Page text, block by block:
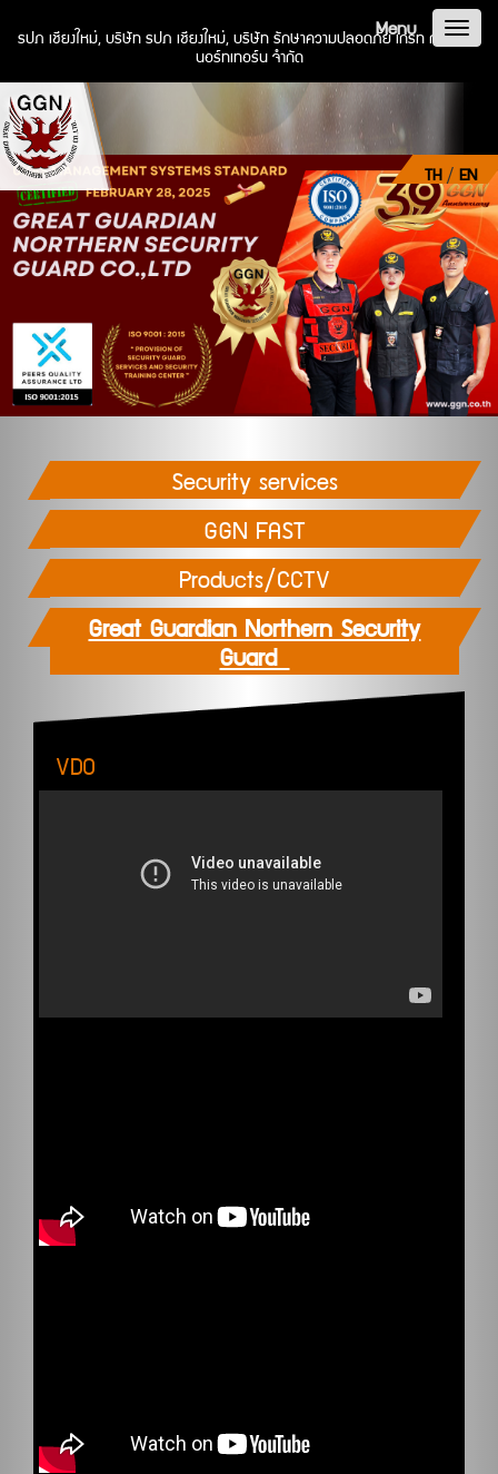
รปภ เชียงใหม่, บริษัท รปภ เชียงใหม่, บริษัท รักษาความปลอดภัย เกรท การ์เดียน
นอร์ทเทอร์น จำกัด
Menu
TH/EN
Security services
GGN FAST
Products/CCTV
Great Guardian Northern Security
Guard
VDO